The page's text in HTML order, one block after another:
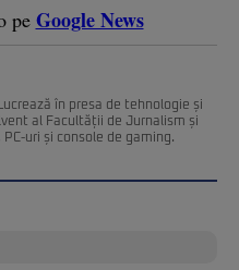
pe Google News
în presa de tehnologie și
al Facultății de Jurnalism și
uri și console de gaming.